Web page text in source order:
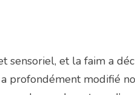
sensoriel, et la faim a
profondément modifié